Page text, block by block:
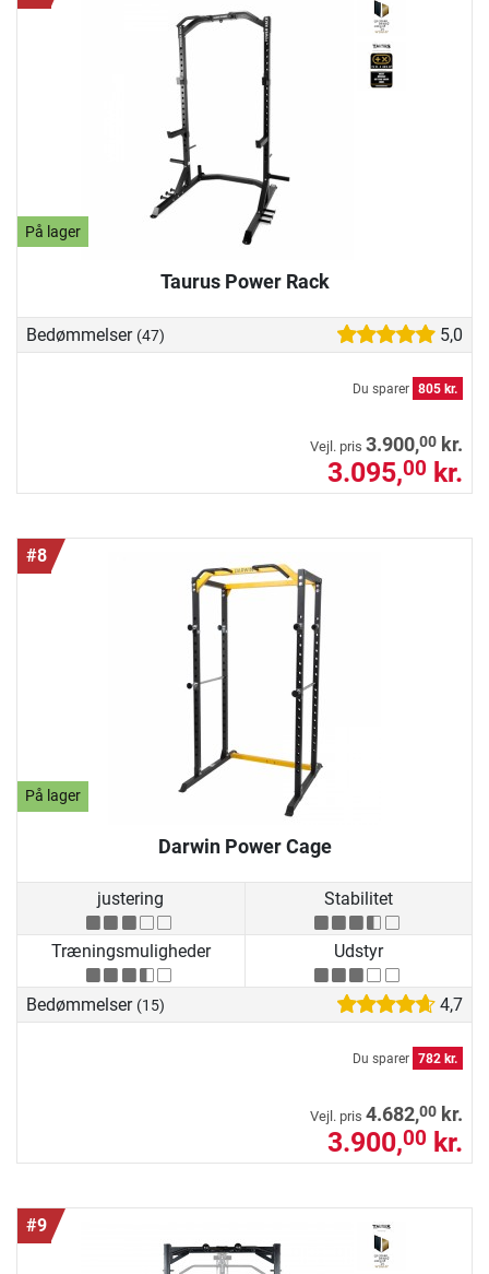
På lager
Taurus Power Rack
Bedømmelser (47) 5,0
Du sparer 805 kr.
Vejl. pris 3.900,00 kr.
3.095,00 kr.
#8
På lager
Darwin Power Cage
justering Stabilitet
Træningsmuligheder Udstyr
Bedømmelser (15) 4,7
Du sparer 782 kr.
Vejl. pris 4.682,00 kr.
3.900,00 kr.
#9